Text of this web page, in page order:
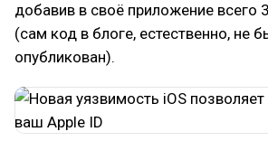
добавив в своё приложение всего
(сам код в блоге, естественно, не
опубликован).